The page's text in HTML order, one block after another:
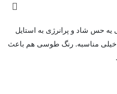
یه حس شاد و پرانرژی به استایل
خیلی مناسبه. رنگ طوسی هم باعث